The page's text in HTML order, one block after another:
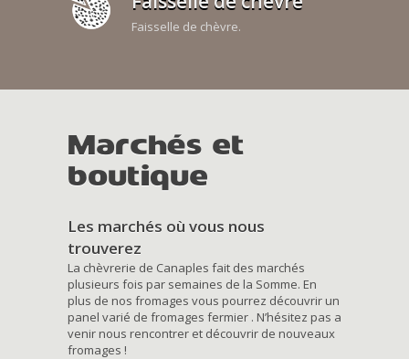
Faisselle de chèvre.
Marchés et
boutique
Les marchés où vous nous
trouverez
La chèvrerie de Canaples fait des marchés
plusieurs fois par semaines de la Somme. En
plus de nos fromages vous pourrez découvrir un
panel varié de fromages fermier . N’hésitez pas a
venir nous rencontrer et découvrir de nouveaux
fromages !